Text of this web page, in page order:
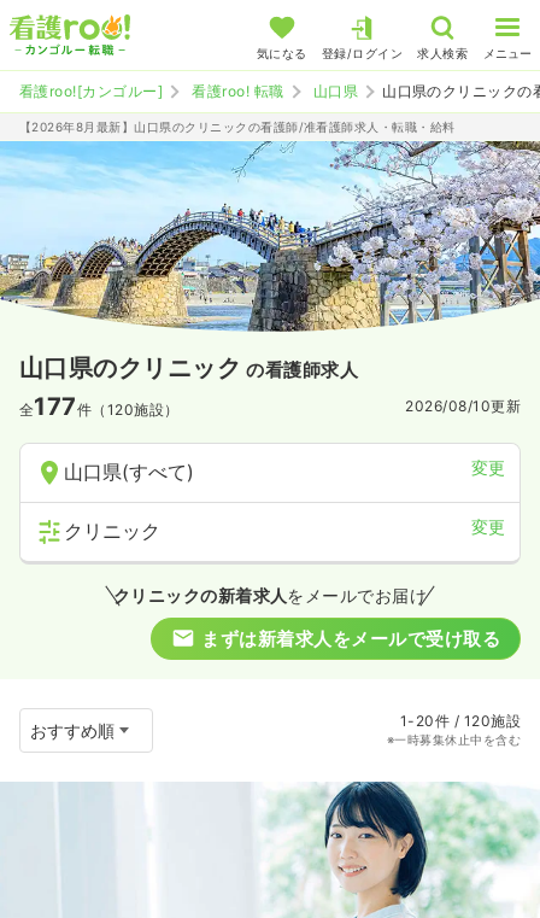
気になる 登録/ログイン 求人検索 メニュー
看護roo![カンゴルー] 看護roo! 転職 山口県 山口県のクリニックの
【2026年8月最新】山口県のクリニックの看護師/准看護師求人・転職・給料
山口県のクリニック の看護師求人
全177件（120施設） 2026/08/10更新
山口県(すべて) 変更
クリニック 変更
クリニックの新着求人をメールでお届け
まずは新着求人をメールで受け取る
1-20件 / 120施設
※一時募集休止中を含む